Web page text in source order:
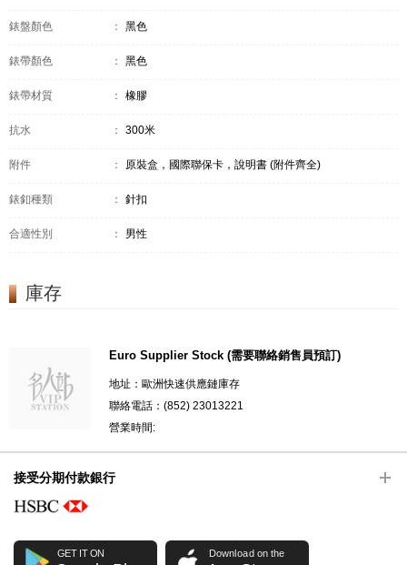
錶盤顏色 ： 黑色
錶帶顏色 ： 黑色
錶帶材質 ： 橡膠
抗水 ： 300米
附件 ： 原裝盒，國際聯保卡，說明書 (附件齊全)
錶釦種類 ： 針扣
合適性別 ： 男性
庫存
Euro Supplier Stock (需要聯絡銷售員預訂)
地址：歐洲快速供應鏈庫存
聯絡電話：(852) 23013221
營業時間:
接受分期付款銀行
GET IT ON Download on the